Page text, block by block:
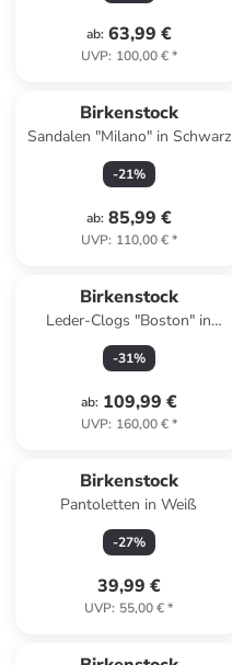
ab: 63,99 €
UVP: 100,00 €*
Birkenstock
Sandalen "Milano" in Schwarz
-21%
ab: 85,99 €
UVP: 110,00 €*
Birkenstock
Leder-Clogs "Boston" in
Braun - Weite S
-31%
ab: 109,99 €
UVP: 160,00 €*
Birkenstock
Pantoletten in Weiß
-27%
39,99 €
UVP: 55,00 €*